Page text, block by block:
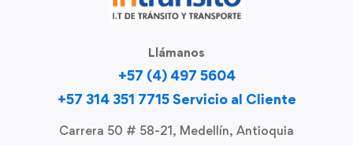
Llámanos
+57 (4) 497 5604
+57 314 351 7715 Servicio al Cliente
Carrera 50 # 58-21, Medellín, Antioquia